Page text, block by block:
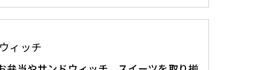
ィッチ